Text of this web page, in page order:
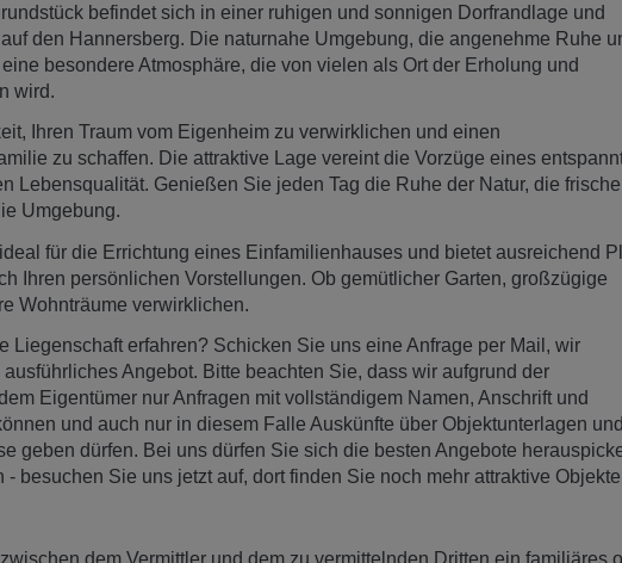
befindet sich in einer ruhigen und sonnigen Dorfrandlage und
den Hannersberg. Die naturnahe Umgebung, die angenehme Ruhe
besondere Atmosphäre, die von vielen als Ort der Erholung und
wird.
Ihren Traum vom Eigenheim zu verwirklichen und einen
zu schaffen. Die attraktive Lage vereint die Vorzüge eines
Lebensqualität. Genießen Sie jeden Tag die Ruhe der Natur, die frische
Umgebung.
für die Errichtung eines Einfamilienhauses und bietet ausreichend
Ihren persönlichen Vorstellungen. Ob gemütlicher Garten, großzügige
Wohnträume verwirklichen.
Liegenschaft erfahren? Schicken Sie uns eine Anfrage per Mail, wir
Angebot. Bitte beachten Sie, dass wir aufgrund der
Eigentümer nur Anfragen mit vollständigem Namen, Anschrift und
und auch nur in diesem Falle Auskünfte über Objektunterlagen
geben dürfen. Bei uns dürfen Sie sich die besten Angebote
besuchen Sie uns jetzt auf, dort finden Sie noch mehr attraktive